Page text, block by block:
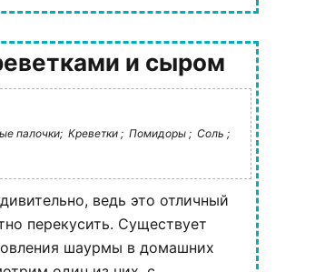
и сыром
палочки; Креветки ; Помидоры ; Соль ;
ведь это отличный
перекусить. Существует
шаурмы в домашних